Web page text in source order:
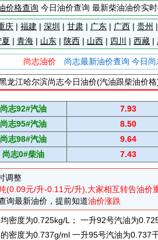
价格查询 今日油价查询 最新柴油油价实
庆 | 福建 | 深圳 | 甘肃 | 广东 | 广西 | 贵州 |
| 青海 | 山东 | 陕西 | 山西 | 四川 | 西藏 |
尚志油价 尚志最新油价查询 今日
龙江哈尔滨尚志今日油价(汽油跟柴油价
尚志92#汽油
7.93
尚志95#汽油
8.50
尚志98#汽油
9.64
尚志0#柴油
7.43
调整
(0.09元/升-0.11元/升),大家相互转告油价
询最新油价，提前知道油价涨跌
密度为0.725kg/L； 一升92号汽油为
密度为0.737g/ml 一升95号汽油为0.737